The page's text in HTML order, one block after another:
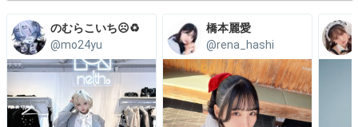
のむらこいち☹️♻️
@mo24yu
橋本麗愛
@rena_hashi